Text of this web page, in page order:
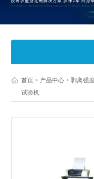
首页 > 产品中心 >剥离强
试验机